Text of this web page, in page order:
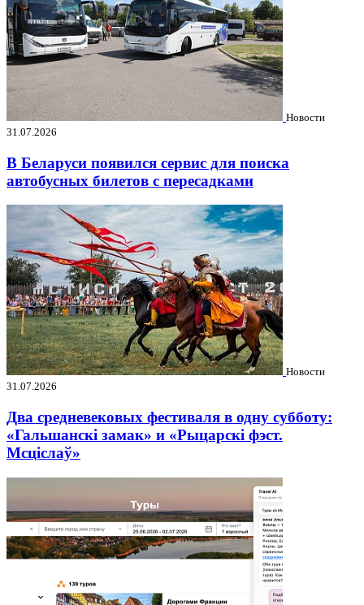
Новости
31.07.2026
В Беларуси появился сервис для поиска
автобусных билетов с пересадками
Новости
31.07.2026
Два средневековых фестиваля в одну субботу:
«Гальшанскі замак» и «Рыцарскі фэст.
Мсціслаў»